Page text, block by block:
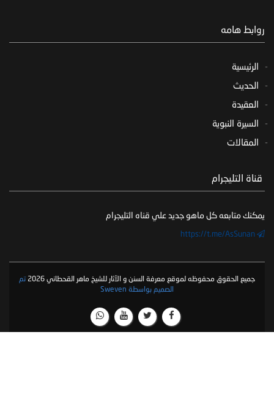
روابط هامه
الرئيسية
الحديث
العقيدة
السيرة النبوية
المقالات
‏ قناة التليجرام
يمكنك متابعه كل ماهو جديد علي قناه التليجرام
جميع الحقوق محفوظه لموقع معرفة السنن و الآثار للشيخ ماهر القحطاني 2026
تم
الصميم بواسطة Sweven